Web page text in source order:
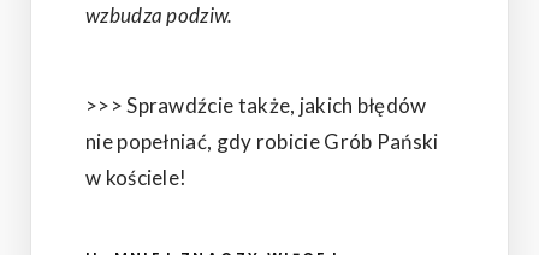
wzbudza podziw.
>>> Sprawdźcie także, jakich błędów
nie popełniać, gdy robicie Grób Pański
w kościele!